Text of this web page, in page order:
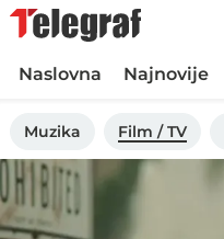
Naslovna Najnovije
Muzika Film / TV